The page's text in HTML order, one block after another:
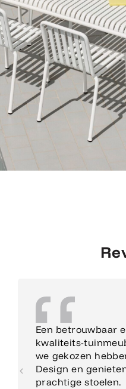
Een betrouwbaar
kwaliteits-
we gekozen
Design en
prachtige stoelen.